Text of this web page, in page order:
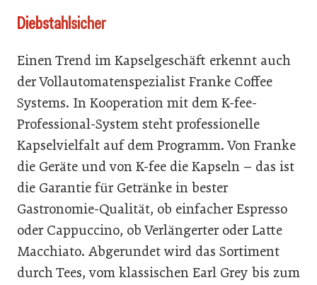
Diebstahlsicher
Einen Trend im Kapselgeschäft erkennt auch
der Vollautomatenspezialist Franke Coffee
Systems. In Kooperation mit dem K-fee-
Professional-System steht professionelle
Kapselvielfalt auf dem Programm. Von Franke
die Geräte und von K-fee die Kapseln – das ist
die Garantie für Getränke in bester
Gastronomie-Qualität, ob einfacher Espresso
oder Cappuccino, ob Verlängerter oder Latte
Macchiato. Abgerundet wird das Sortiment
durch Tees, vom klassischen Earl Grey bis zum